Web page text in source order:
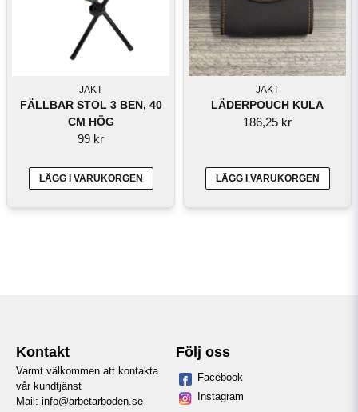
JAKT
FÄLLBAR STOL 3 BEN, 40
CM HÖG
99 kr
LÄGG I VARUKORGEN
JAKT
LÄDERPOUCH KULA
186,25 kr
LÄGG I VARUKORGEN
Kontakt
Varmt välkommen att kontakta
vår kundtjänst
Mail: info@arbetarboden.se
Följ oss
Facebook
Instagram